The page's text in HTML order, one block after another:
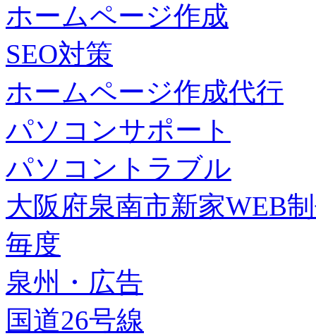
ホームページ作成
SEO対策
ホームページ作成代行
パソコンサポート
パソコントラブル
大阪府泉南市新家WEB
毎度
泉州・広告
国道26号線